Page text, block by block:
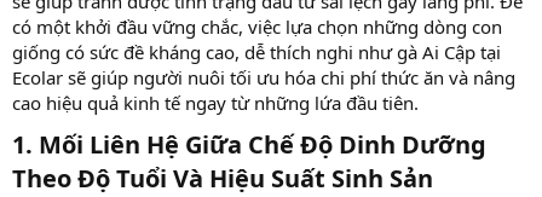
có một khởi đầu vững chắc, việc lựa chọn những dòng con
giống có sức đề kháng cao, dễ thích nghi như gà Ai Cập tại
Ecolar sẽ giúp người nuôi tối ưu hóa chi phí thức ăn và nâng
cao hiệu quả kinh tế ngay từ những lứa đầu tiên.
1. Mối Liên Hệ Giữa Chế Độ Dinh Dưỡng
Theo Độ Tuổi Và Hiệu Suất Sinh Sản​